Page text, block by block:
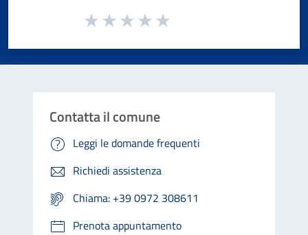
Valuta da 1 a 5 stelle la pagina
Contatta il comune
Leggi le domande frequenti
Richiedi assistenza
Chiama: +39 0972 308611
Prenota appuntamento